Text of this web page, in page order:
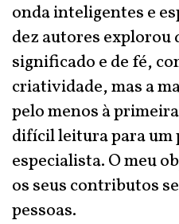
onda inteligentes e
dez autores explorou
significado e de fé,
criatividade, mas a
pelo menos à
difícil leitura para um
especialista. O meu
os seus contributos
pessoas.